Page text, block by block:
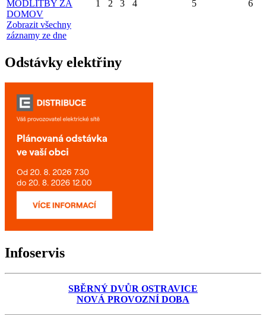
MODLITBY ZA
DOMOV
Zobrazit všechny
záznamy ze dne
1 2 3 4 5 6
Odstávky elektřiny
Infoservis
SBĚRNÝ DVŮR OSTRAVICE
NOVÁ PROVOZNÍ DOBA